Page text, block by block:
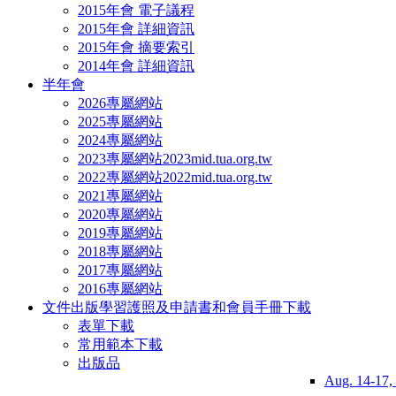
2015年會 電子議程
2015年會 詳細資訊
2015年會 摘要索引
2014年會 詳細資訊
半年會
2026專屬網站
2025專屬網站
2024專屬網站
2023專屬網站2023mid.tua.org.tw
2022專屬網站2022mid.tua.org.tw
2021專屬網站
2020專屬網站
2019專屬網站
2018專屬網站
2017專屬網站
2016專屬網站
文件出版學習護照及申請書和會員手冊下載
表單下載
常用範本下載
出版品
Aug. 14-17,